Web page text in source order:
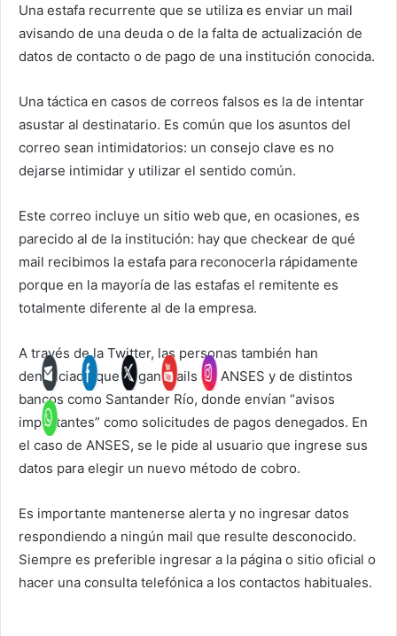
Una estafa recurrente que se utiliza es enviar un mail
avisando de una deuda o de la falta de actualización de
datos de contacto o de pago de una institución conocida.
Una táctica en casos de correos falsos es la de intentar
asustar al destinatario. Es común que los asuntos del
correo sean intimidatorios: un consejo clave es no
dejarse intimidar y utilizar el sentido común.
Este correo incluye un sitio web que, en ocasiones, es
parecido al de la institución: hay que checkear de qué
mail recibimos la estafa para reconocerla rápidamente
porque en la mayoría de las estafas el remitente es
totalmente diferente al de la empresa.
A través de la Twitter, las personas también han
denunciado que llegan mails de ANSES y de distintos
bancos como Santander Río, donde envían “avisos
importantes” como solicitudes de pagos denegados. En
el caso de ANSES, se le pide al usuario que ingrese sus
datos para elegir un nuevo método de cobro.
Es importante mantenerse alerta y no ingresar datos
respondiendo a ningún mail que resulte desconocido.
Siempre es preferible ingresar a la página o sitio oficial o
hacer una consulta telefónica a los contactos habituales.